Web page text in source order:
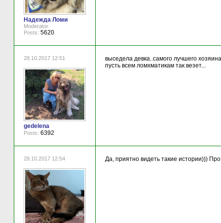
Надежда Ломи
Moderator
Posts: 5620
28.10.2017 12:51
gedelena
Posts: 6392
выседела девка..самого лучшего
пусть всем ломхматикам так везет...
28.10.2017 12:54 Да, приятно видеть такие истории)))